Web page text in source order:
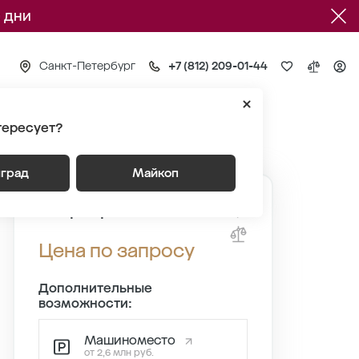
дни
Санкт-Петербург +7 (812) 209-01-44
Майкоп
Квартира №1067
Цена по запросу
Дополнительные
возможности:
Машиноместо
от 2,6 млн руб.